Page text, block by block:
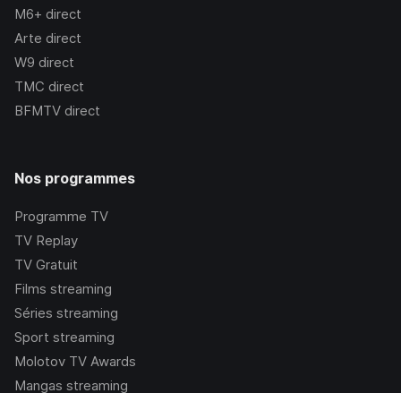
M6+ direct
Arte direct
W9 direct
TMC direct
BFMTV direct
Nos programmes
Programme TV
TV Replay
TV Gratuit
Films streaming
Séries streaming
Sport streaming
Molotov TV Awards
Mangas streaming